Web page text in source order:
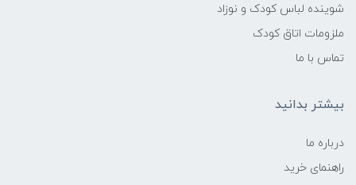
شوینده لباس کودک و نوزاد
ملزومات اتاق کودک
تماس با ما
بیشتر بدانید
درباره ما
راهنمای خرید